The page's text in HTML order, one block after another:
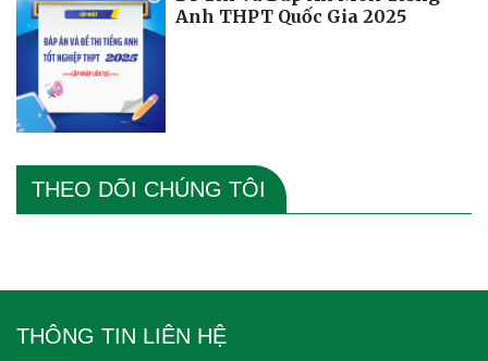
Anh THPT Quốc Gia 2025
THEO DÕI CHÚNG TÔI
THÔNG TIN LIÊN HỆ